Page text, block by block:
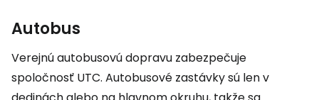
Autobus
Verejnú autobusovú dopravu zabezpečuje
spoločnosť UTC. Autobusové zastávky sú len v